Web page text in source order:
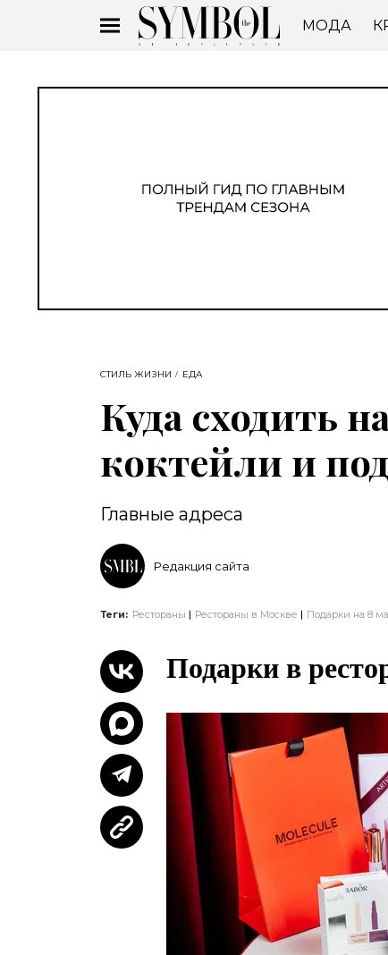
МОДА
СТИЛЬ ЖИЗНИ ЕДА
Куда сходить
коктейли и
Главные адреса
Редакция сайта
Теги: Рестораны Рестораны в Москве Подарки на 8
Подарки в